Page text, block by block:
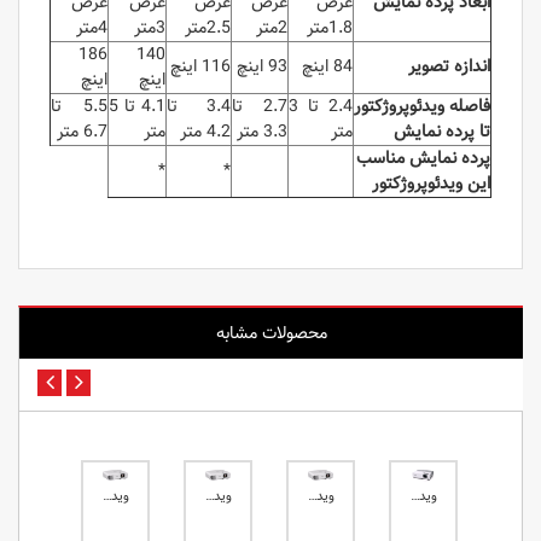
1.8متر
2متر
2.5متر
3متر
4متر
اندازه تصویر
84 اینچ 93 اینچ 116 اینچ
140
اینچ
186
اینچ
فاصله ویدئوپروژکتور
تا پرده نمایش
2.4 تا 3
متر
2.7 تا
3.3 متر
3.4 تا
4.2 متر
4.1 تا 5
متر
5.5 تا
6.7 متر
پرده نمایش مناسب
این ویدئوپروژکتور
*
*
محصولات مشابه
ویدئو پروژکتور استوک اپسون PowerLite 83 ویدئو پروژکتور اپسون Epson EB-FH06 ویدئو پروژکتور اپسون Epson EB-992F ویدئو پروژکتور اپسون Epson EB-TW740